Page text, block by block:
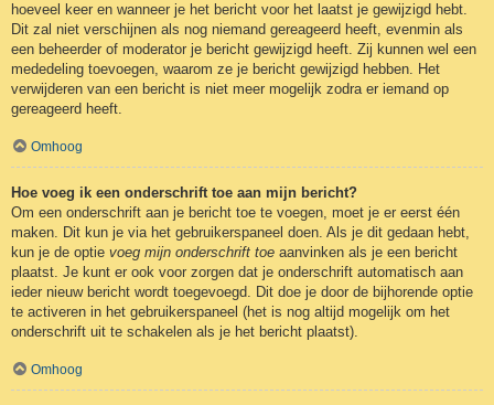
hoeveel keer en wanneer je het bericht voor het laatst je gewijzigd hebt.
Dit zal niet verschijnen als nog niemand gereageerd heeft, evenmin als
een beheerder of moderator je bericht gewijzigd heeft. Zij kunnen wel een
mededeling toevoegen, waarom ze je bericht gewijzigd hebben. Het
verwijderen van een bericht is niet meer mogelijk zodra er iemand op
gereageerd heeft.
Omhoog
Hoe voeg ik een onderschrift toe aan mijn bericht?
Om een onderschrift aan je bericht toe te voegen, moet je er eerst één
maken. Dit kun je via het gebruikerspaneel doen. Als je dit gedaan hebt,
kun je de optie voeg mijn onderschrift toe aanvinken als je een bericht
plaatst. Je kunt er ook voor zorgen dat je onderschrift automatisch aan
ieder nieuw bericht wordt toegevoegd. Dit doe je door de bijhorende optie
te activeren in het gebruikerspaneel (het is nog altijd mogelijk om het
onderschrift uit te schakelen als je het bericht plaatst).
Omhoog